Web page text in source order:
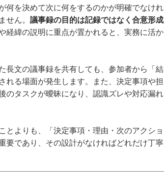
何を決めて次に何をするのかが明確でなけれ
せん。 議事録の目的は記録ではなく合意形成
経緯の説明に重点が置かれると、実務に活か
長文の議事録を共有しても、参加者から「結
れる場面が発生します。また、決定事項や担
のタスクが曖昧になり、認識ズレや対応漏れ
とよりも、「決定事項・理由・次のアクショ
要であり、その設計がなければどれだけ丁寧